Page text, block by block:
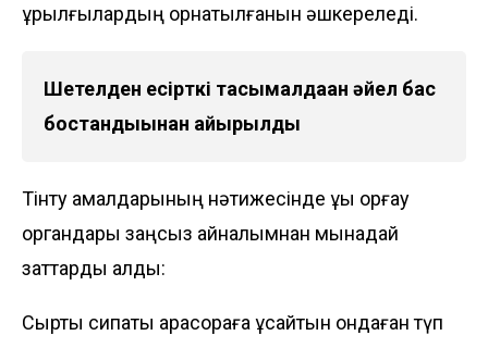
құрылғылардың орнатылғанын әшкереледі.
Шетелден есірткі тасымалдаған әйел бас
бостандығынан айырылды
Тінту амалдарының нәтижесінде құқық қорғау
органдары заңсыз айналымнан мынадай
заттарды алды:
Сыртқы сипаты қарасораға ұқсайтын ондаған түп